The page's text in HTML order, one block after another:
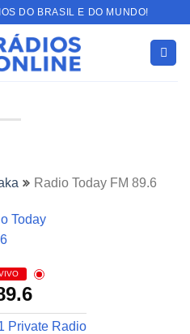
DO BRASIL E DO MUNDO!
Radio Today FM 89.6
Private Radio